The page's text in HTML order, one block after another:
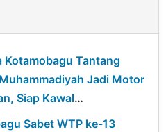
Kotamobagu Tantang
Jadi Motor
Siap Kawal
Daerah
Sabet WTP ke-13